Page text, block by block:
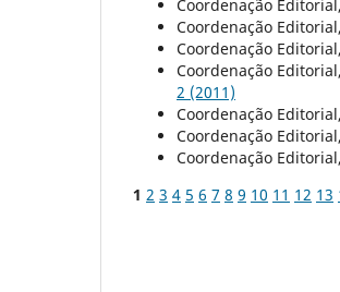
Coordenação Editorial,
Coordenação Editorial,
Coordenação Editorial,
Coordenação Editorial,
2 (2011)
Coordenação Editorial,
Coordenação Editorial,
Coordenação Editorial,
1 2 3 4 5 6 7 8 9 10 11 12 13